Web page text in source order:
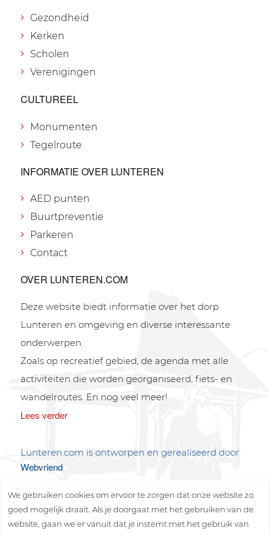
Gezondheid
Kerken
Scholen
Verenigingen
CULTUREEL
Monumenten
Tegelroute
INFORMATIE OVER LUNTEREN
AED punten
Buurtpreventie
Parkeren
Contact
OVER LUNTEREN.COM
Deze website biedt informatie over het dorp
Lunteren en omgeving en diverse interessante
onderwerpen.
Zoals op recreatief gebied, de agenda met alle
activiteiten die worden georganiseerd, fiets- en
wandelroutes. En nog veel meer!
Lees verder
Lunteren.com is ontworpen en gerealiseerd door
Webvriend
We gebruiken cookies om ervoor te zorgen dat onze website zo
goed mogelijk draait. Als je doorgaat met het gebruiken van de
website, gaan we er vanuit dat je instemt met het gebruik van